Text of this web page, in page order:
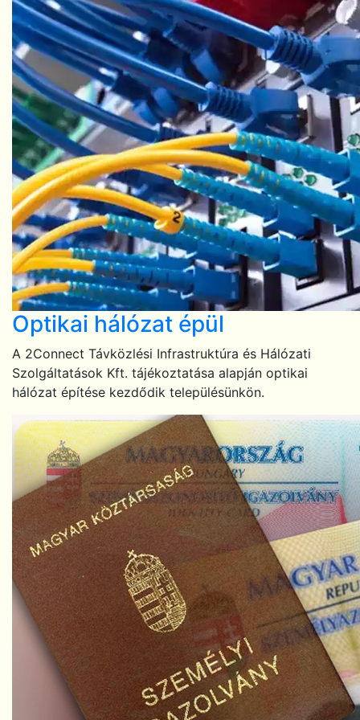
Optikai hálózat épül
A 2Connect Távközlési Infrastruktúra és Hálózati
Szolgáltatások Kft. tájékoztatása alapján optikai
hálózat építése kezdődik településünkön.